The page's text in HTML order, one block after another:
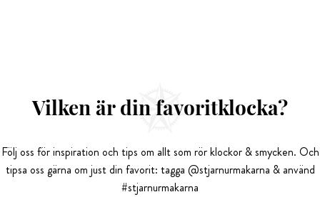
Vilken är din favoritklocka?
Följ oss för inspiration och tips om allt som rör klockor & smycken. Och
tipsa oss gärna om just din favorit: tagga @stjarnurmakarna & använd
#stjarnurmakarna